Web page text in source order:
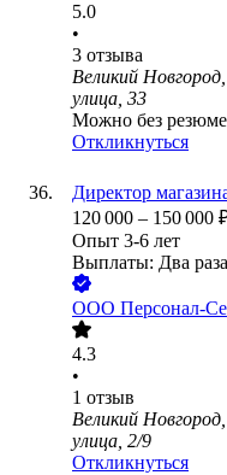
5.0
•
3 отзыва
Великий
улица, 33
Можно без резюме
Откликнуться
Директор
120 000 – 150 000
Опыт 3-6 лет
Выплаты: Два
ООО Персонал-
4.3
•
1 отзыв
Великий
улица, 2/9
Откликнуться